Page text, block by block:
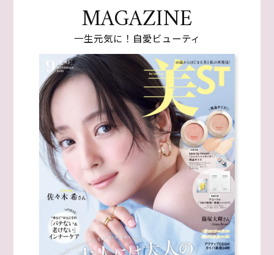
MAGAZINE
一生元気に！自愛ビューティ